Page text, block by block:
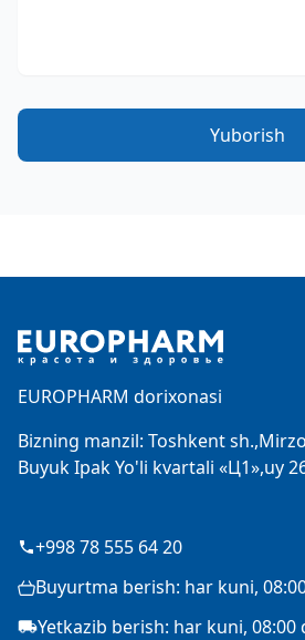
Yuborish
EUROPHARM dorixonasi
Bizning manzil: Toshkent
Buyuk Ipak Yo'li kvartali «Ц1»,uy
+998 78 555 64 20
Buyurtma berish: har kuni,
Yetkazib berish: har kuni, 08:00